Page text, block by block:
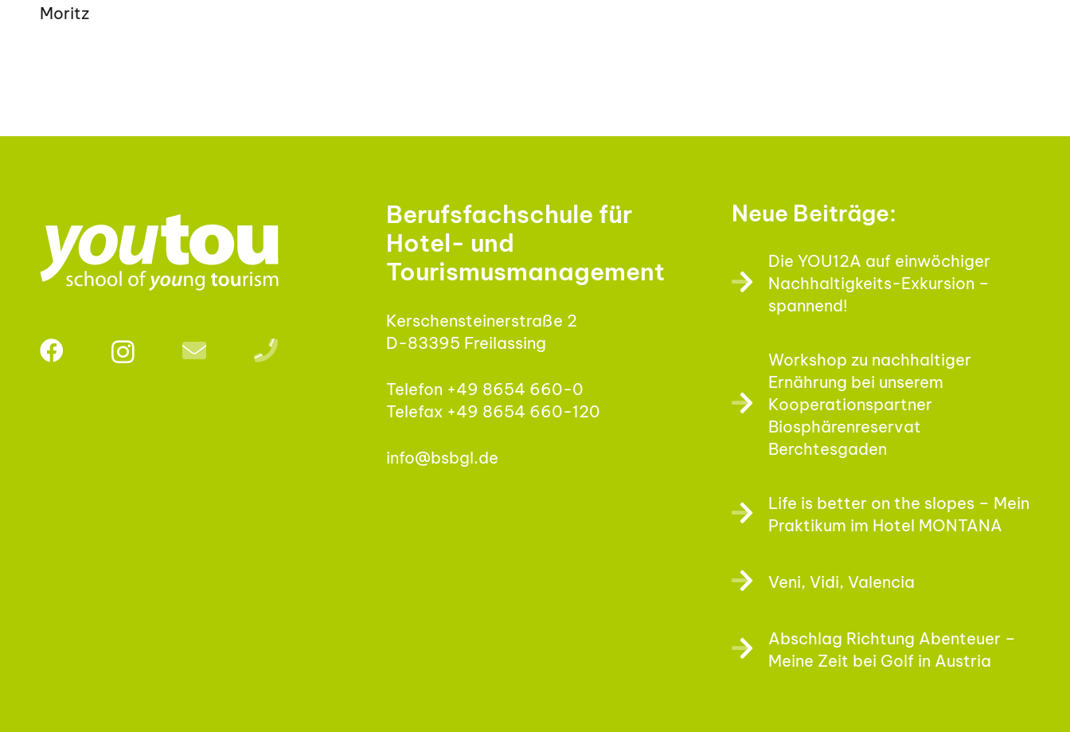
Moritz
Berufsfachschule für
Hotel- und
Tourismusmanagement
Kerschensteinerstraße 2
D-83395 Freilassing
Telefon +49 8654 660-0
Telefax +49 8654 660-120
info@bsbgl.de
Neue Beiträge:
Die YOU12A auf einwöchiger
Nachhaltigkeits-Exkursion –
spannend!
Workshop zu nachhaltiger
Ernährung bei unserem
Kooperationspartner
Biosphärenreservat
Berchtesgaden
Life is better on the slopes – Mein
Praktikum im Hotel MONTANA
Veni, Vidi, Valencia
Abschlag Richtung Abenteuer –
Meine Zeit bei Golf in Austria